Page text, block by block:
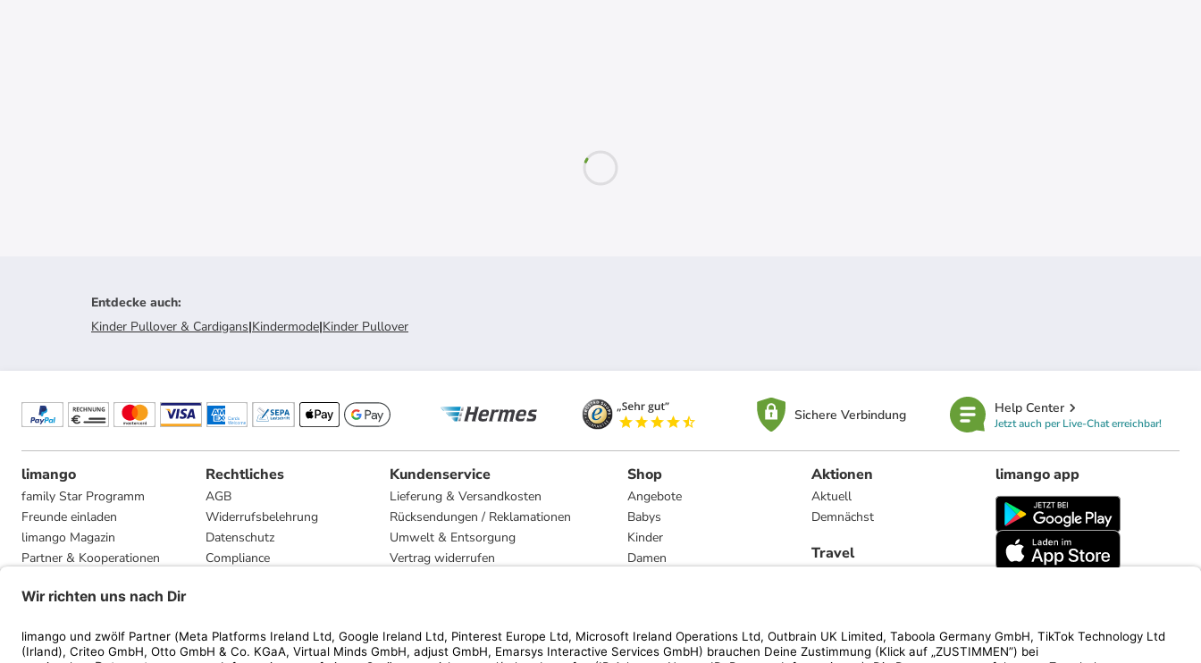
Entdecke auch:
Kinder Pullover & Cardigans|Kindermode|Kinder Pullover
Sichere Verbindung Help Center
Jetzt auch per Live-Chat erreichbar!
limango
family Star Programm
Freunde einladen
limango Magazin
Partner & Kooperationen
Presse
Rechtliches
AGB
Widerrufsbelehrung
Datenschutz
Compliance
Kundenservice
Lieferung & Versandkosten
Rücksendungen / Reklamationen
Umwelt & Entsorgung
Vertrag widerrufen
Shop
Angebote
Babys
Kinder
Damen
Marken
Aktionen
Aktuell
Demnächst
Travel
limango app